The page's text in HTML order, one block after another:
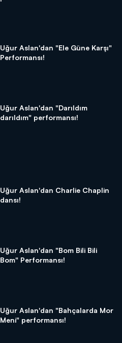
Uğur Aslan'dan "Ele Güne Karşı"
Performansı!
Uğur Aslan'dan "Darıldım
darıldım" performansı!
Uğur Aslan'dan Charlie Chaplin
dansı!
Uğur Aslan'dan "Bom Bili Bili
Bom" Performansı!
Uğur Aslan'dan "Bahçalarda Mor
Meni" performansı!